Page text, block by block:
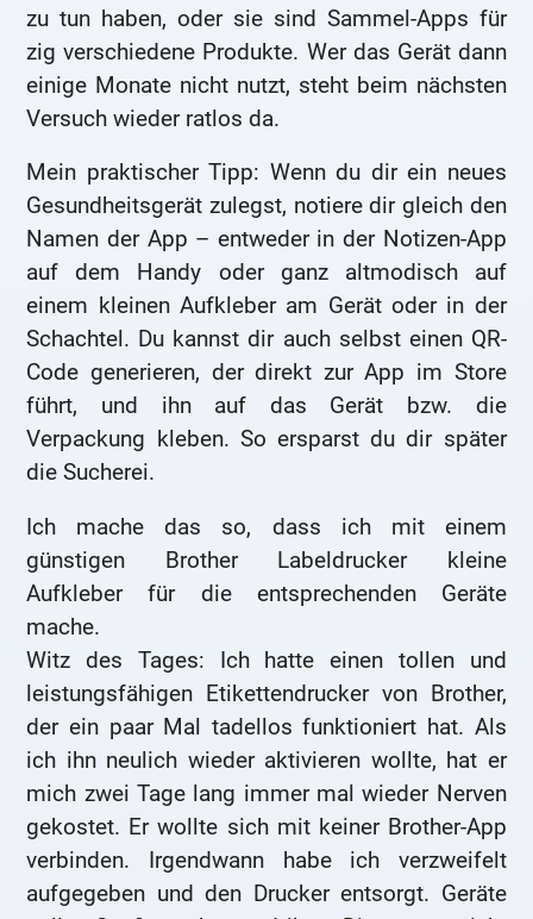
zu tun haben, oder sie sind Sammel-Apps für
zig verschiedene Produkte. Wer das Gerät dann
einige Monate nicht nutzt, steht beim nächsten
Versuch wieder ratlos da.
Mein praktischer Tipp: Wenn du dir ein neues
Gesundheitsgerät zulegst, notiere dir gleich den
Namen der App – entweder in der Notizen-App
auf dem Handy oder ganz altmodisch auf
einem kleinen Aufkleber am Gerät oder in der
Schachtel. Du kannst dir auch selbst einen QR-
Code generieren, der direkt zur App im Store
führt, und ihn auf das Gerät bzw. die
Verpackung kleben. So ersparst du dir später
die Sucherei.
Ich mache das so, dass ich mit einem
günstigen Brother Labeldrucker kleine
Aufkleber für die entsprechenden Geräte
mache.
Witz des Tages: Ich hatte einen tollen und
leistungsfähigen Etikettendrucker von Brother,
der ein paar Mal tadellos funktioniert hat. Als
ich ihn neulich wieder aktivieren wollte, hat er
mich zwei Tage lang immer mal wieder Nerven
gekostet. Er wollte sich mit keiner Brother-App
verbinden. Irgendwann habe ich verzweifelt
aufgegeben und den Drucker entsorgt. Geräte